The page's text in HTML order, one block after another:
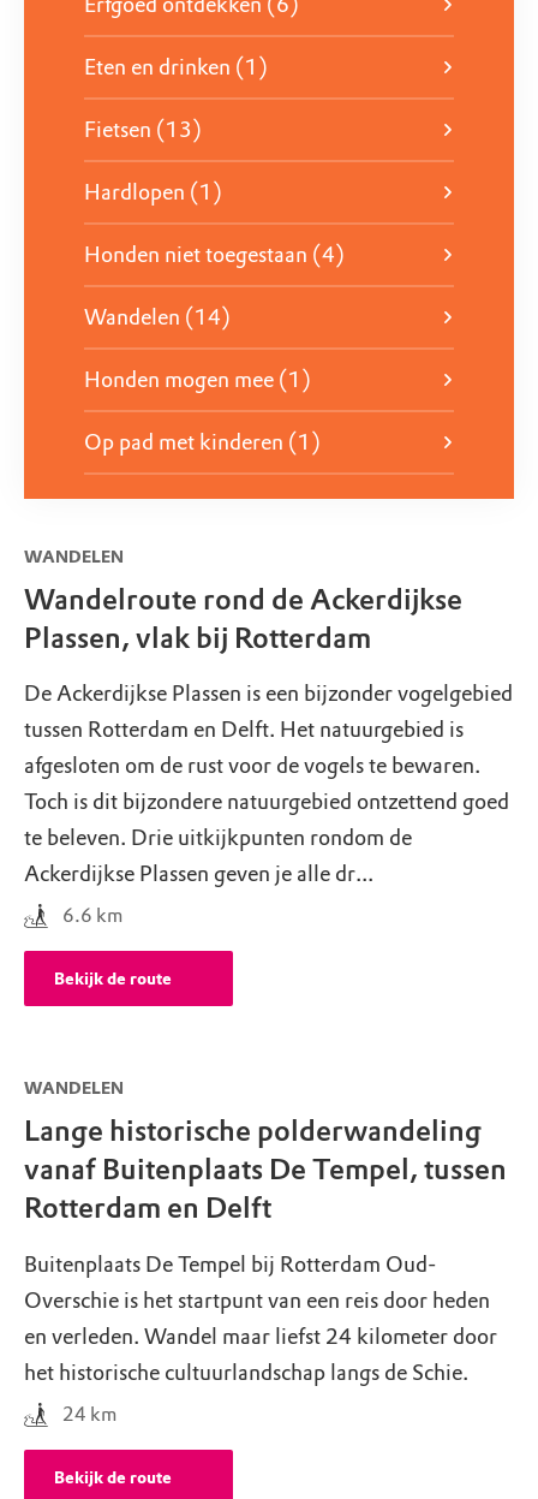
schapenboerderij ontdek je het echte boerenleven.
Je kunt lammetjes de fles geven en geiten en kippen
ouders en grootouders genieten van een kopje koffie
op het terras.
Kijk hier wat er allemaal te doen is
Eten en drinken (1)
Fietsen (13)
Hardlopen (1)
Honden niet toegestaan (4)
Wandelen (14)
Honden mogen mee (1)
Op pad met kinderen (1)
WANDELEN
Wandelroute rond de Ackerdijkse
Plassen, vlak bij Rotterdam
De Ackerdijkse Plassen is een bijzonder vogelgebied
tussen Rotterdam en Delft. Het natuurgebied is
afgesloten om de rust voor de vogels te bewaren.
Toch is dit bijzondere natuurgebied ontzettend goed
te beleven. Drie uitkijkpunten rondom de
Ackerdijkse Plassen geven je alle dr...
6.6 km
Bekijk de route
WANDELEN
Lange historische polderwandeling
vanaf Buitenplaats De Tempel, tussen
Rotterdam en Delft
Buitenplaats De Tempel bij Rotterdam Oud-
Overschie is het startpunt van een reis door heden
en verleden. Wandel maar liefst 24 kilometer door
het historische cultuurlandschap langs de Schie.
24 km
Bekijk de route